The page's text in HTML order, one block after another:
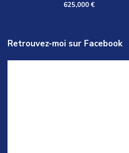
625,000 €
Retrouvez-moi sur Facebook